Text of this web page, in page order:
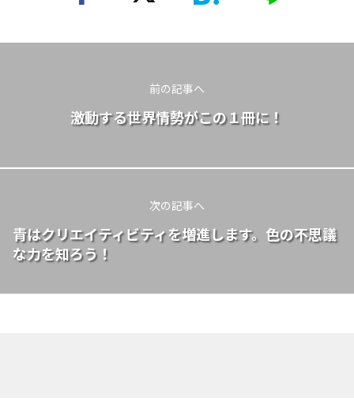
前の記事へ
激動する世界情勢がこの１冊に！
次の記事へ
青はクリエイティビティを増進します。色の不思議
な力を知ろう！